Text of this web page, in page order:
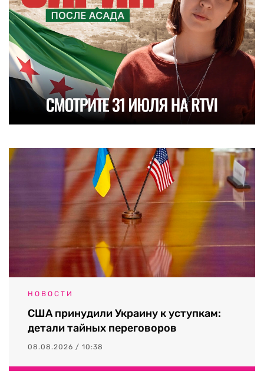
НОВОСТИ
США принудили Украину к уступкам:
детали тайных переговоров
08.08.2026 / 10:38